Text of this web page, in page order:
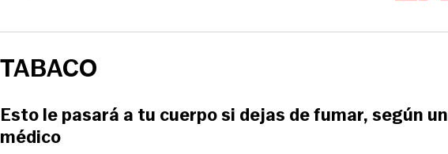
TABACO
Esto le pasará a tu cuerpo si dejas de fumar, según un
médico